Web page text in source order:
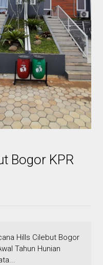
Bogor KPR
Hills Cilebut Bogor
Tahun Hunian